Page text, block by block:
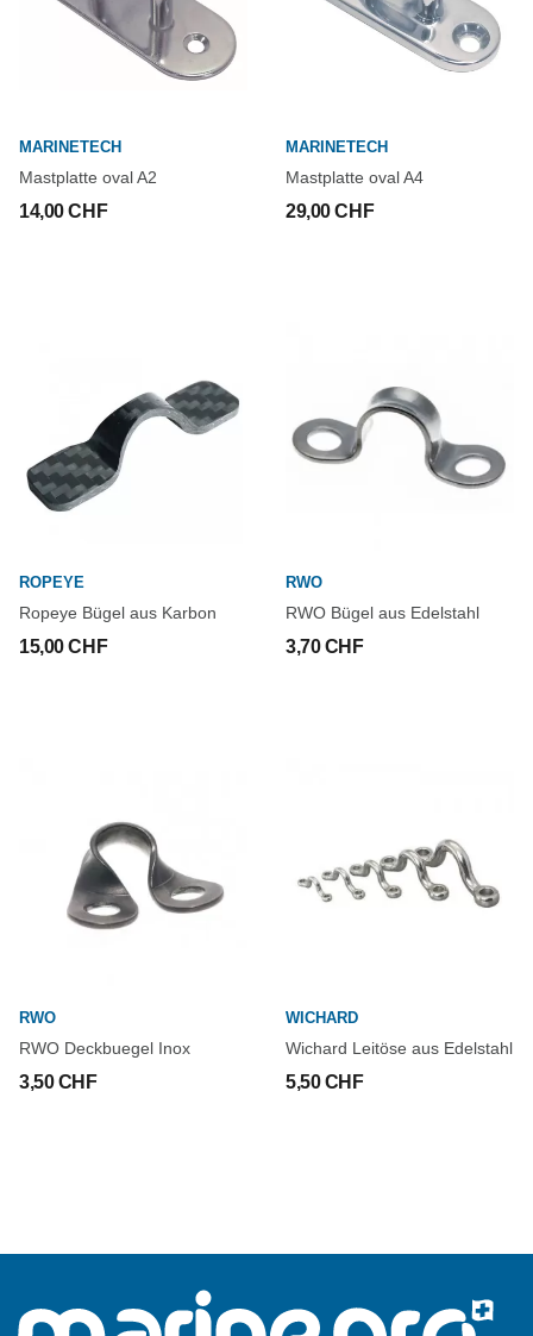
MARINETECH
Mastplatte oval A2
14,00 CHF
MARINETECH
Mastplatte oval A4
29,00 CHF
ROPEYE
Ropeye Bügel aus Karbon
15,00 CHF
RWO
RWO Bügel aus Edelstahl
3,70 CHF
RWO
RWO Deckbuegel Inox
3,50 CHF
WICHARD
Wichard Leitöse aus Edelstahl
5,50 CHF